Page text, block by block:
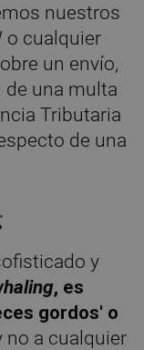
nuestros
o cualquier
un envío,
de una multa
Tributaria
de una
y
, es
gordos' o
no a cualquier